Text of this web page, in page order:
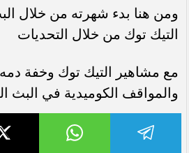
ومن هنا بدء شهرته من خلال
التيك توك من خلال التحديات
مع مشاهير التيك توك وخفة دمه
والمواقف الكوميدية في البث